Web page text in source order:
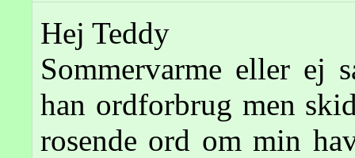
Hej Teddy
Sommervarme eller ej
han ordforbrug men
rosende ord om min